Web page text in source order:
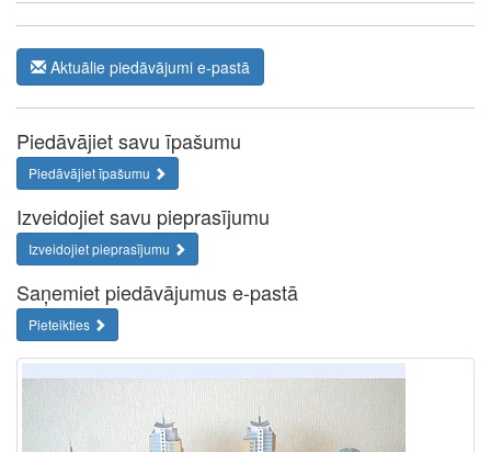
Aktuālie piedāvājumi e-pastā
Piedāvājiet savu īpašumu
Piedāvājiet īpašumu
Izveidojiet savu pieprasījumu
Izveidojiet pieprasījumu
Saņemiet piedāvājumus e-pastā
Pieteikties